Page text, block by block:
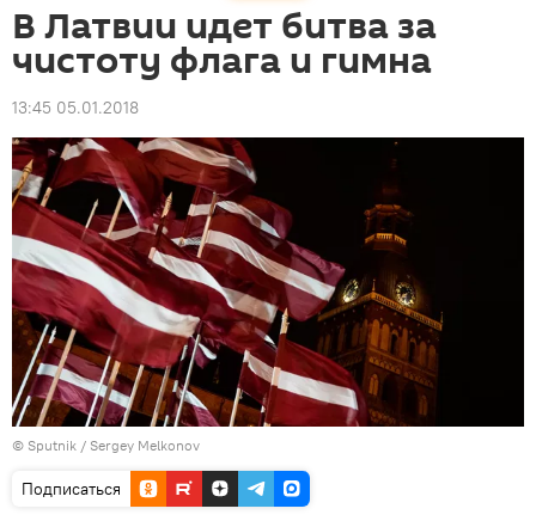
В Латвии идет битва за
чистоту флага и гимна
13:45 05.01.2018
© Sputnik / Sergey Melkonov
Подписаться